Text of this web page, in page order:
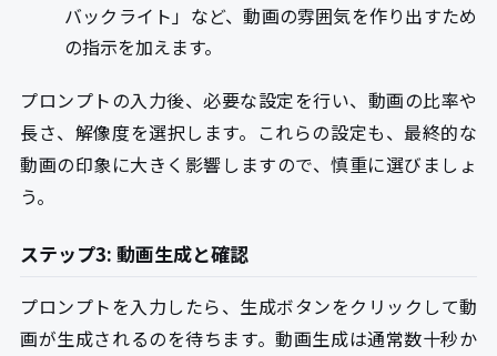
バックライト」など、動画の雰囲気を作り出すため
の指示を加えます。
プロンプトの入力後、必要な設定を行い、動画の比率や
長さ、解像度を選択します。これらの設定も、最終的な
動画の印象に大きく影響しますので、慎重に選びましょ
う。
ステップ3: 動画生成と確認
プロンプトを入力したら、生成ボタンをクリックして動
画が生成されるのを待ちます。動画生成は通常数十秒か